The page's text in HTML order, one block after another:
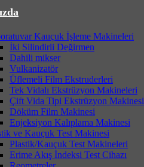
Kauçuk İşleme Makineleri
İki Silindirli Değirmen
Dahili mikser
Vulkanizatör
Üflemeli Film Ekstruderleri
Tek Vidalı Ekstrüzyon Makineleri
Çift Vida Tipi Ekstrüzyon Makinesi
Döküm Film Makinesi
Enjeksiyon Kalıplama Makinesi
ve Kauçuk Test Makinesi
Plastik/Kauçuk Test Makineleri
Erime Akış İndeksi Test Cihazı